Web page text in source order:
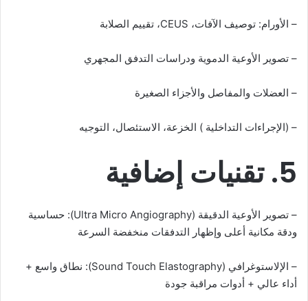
– الأورام: توصيف الآفات، CEUS، تقييم الصلابة
– تصوير الأوعية الدموية ودراسات التدفق المجهري
– العضلات والمفاصل والأجزاء الصغيرة
– (الإجراءات التداخلية ) الخزعة، الاستئصال، التوجيه
5. تقنيات إضافية
– تصوير الأوعية الدقيقة (Ultra Micro Angiography): حساسية
ودقة مكانية أعلى وإظهار التدفقات منخفضة السرعة
– الإلاستوغرافي (Sound Touch Elastography): نطاق واسع +
أداء عالي + أدوات مراقبة جودة